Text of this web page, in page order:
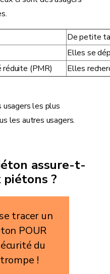
De petite
Elles se
(PMR)
Elles
usagers les plus
les autres usagers.
assure-t-
?
tracer un
POUR
du
!